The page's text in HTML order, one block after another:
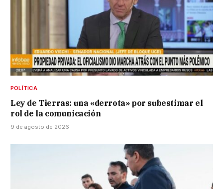
POLÍTICA
Ley de Tierras: una «derrota» por subestimar el
rol de la comunicación
9 de agosto de 2026